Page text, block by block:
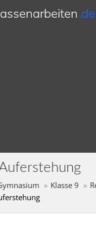
.de
Auferstehung
Klasse 9